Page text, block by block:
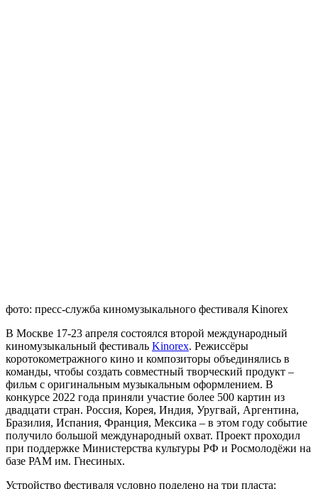
фото: пресс-служба киномузыкального фестиваля Kinorex
В Москве 17-23 апреля состоялся второй международный
киномузыкальный фестиваль Kinorex. Режиссёры
коротокометражного кино и композиторы объединялись в
команды, чтобы создать совместный творческий продукт –
фильм с оригинальным музыкальным оформлением. В
конкурсе 2022 года приняли участие более 500 картин из
двадцати стран. Россия, Корея, Индия, Уругвай, Аргентина,
Бразилия, Испания, Франция, Мексика – в этом году событие
получило большой международный охват. Проект проходил
при поддержке Министерства культуры РФ и Росмолодёжи на
базе РАМ им. Гнесиных.
Устройство фестиваля условно поделено на три пласта: